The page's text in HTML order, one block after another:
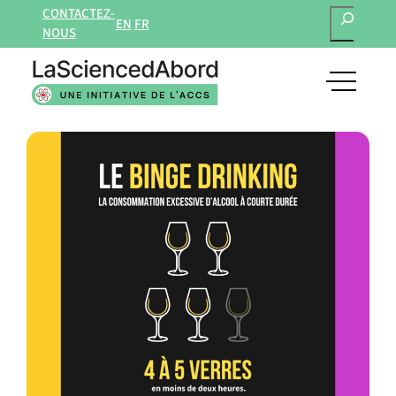
contenu
CONTACTEZ-
NOUS
EN FR
open